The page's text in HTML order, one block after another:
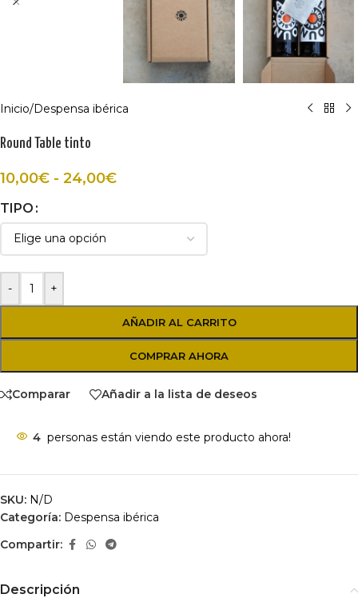
Inicio/Despensa ibérica
Round Table tinto
10,00€ - 24,00€
TIPO
- +
AÑADIR AL CARRITO
COMPRAR AHORA
Comparar Añadir a la lista de deseos
4 personas están viendo este producto ahora!
SKU: N/D
Categoría: Despensa ibérica
Compartir:
Descripción